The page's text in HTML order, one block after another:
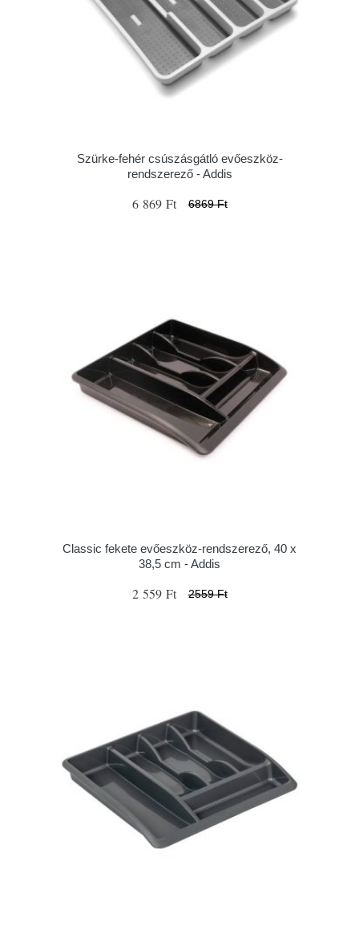
Szürke-fehér csúszásgátló evőeszköz-
rendszerező - Addis
6 869 Ft 6869 Ft
Classic fekete evőeszköz-rendszerező, 40 x
38,5 cm - Addis
2 559 Ft 2559 Ft